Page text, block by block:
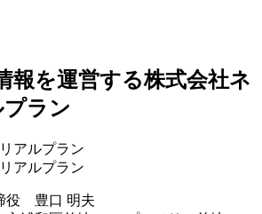
アルプラン
役 豊口 明夫